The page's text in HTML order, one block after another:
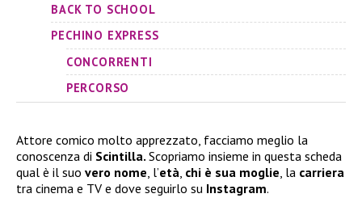
BACK TO SCHOOL
PECHINO EXPRESS
CONCORRENTI
PERCORSO
Attore comico molto apprezzato, facciamo meglio la
conoscenza di Scintilla. Scopriamo insieme in questa scheda
qual è il suo vero nome, l’età, chi è sua moglie, la carriera
tra cinema e TV e dove seguirlo su Instagram.